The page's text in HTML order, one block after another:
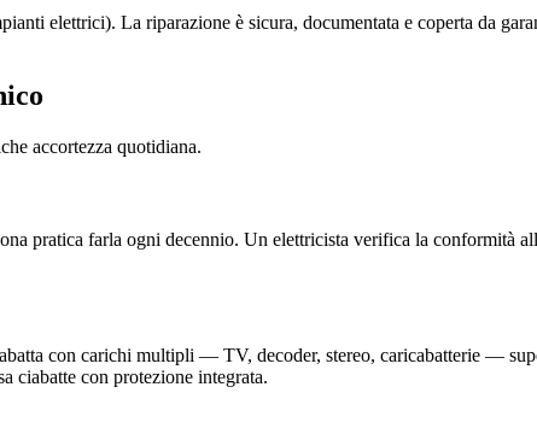
elettrici). La riparazione è sicura, documentata e coperta da
accortezza quotidiana.
pratica farla ogni decennio. Un elettricista verifica la conformità
con carichi multipli — TV, decoder, stereo, caricabatterie —
ciabatte con protezione integrata.